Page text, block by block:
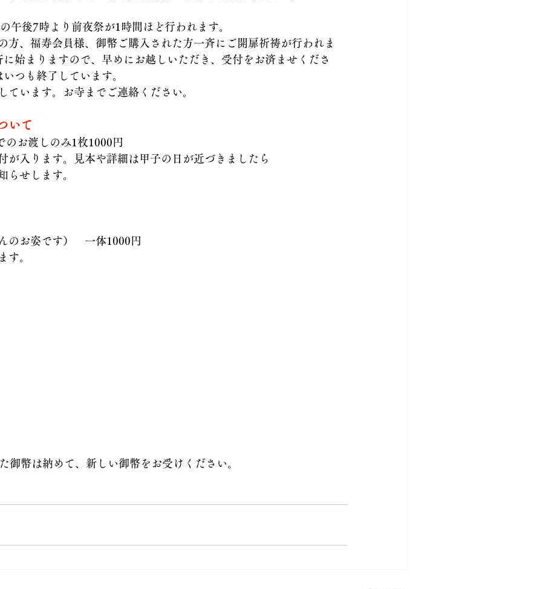
午後7時より前夜祭が1時間ほど行われます。
方、福寿会員様、御幣ご購入された方一斉にご開扉祈祷が行われま
始まりますので、早めにお越しいただき、受付をお済ませくださ
つも終了しています。
います。お寺までご連絡ください。
いて
のお渡しのみ1枚1000円
が入ります。見本や詳細は甲子の日が近づきましたら
らせします。
のお姿です）　一体1000円
す。
御幣は納めて、新しい御幣をお受けください。